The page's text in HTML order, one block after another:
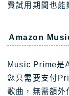
費試用期間也能
Amazon
Music Prime是
您只需要支付
歌曲，無需額外